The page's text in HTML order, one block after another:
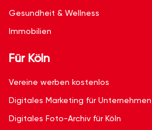
Gesundheit & Wellness
Immobilien
Für Köln
Vereine werben kostenlos
Digitales Marketing für Unternehmen
Digitales Foto-Archiv für Köln